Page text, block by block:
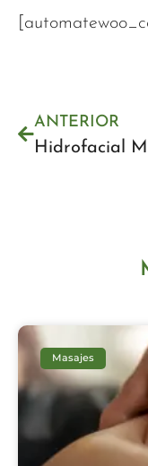
ANTERIOR
Hidrofacial
Masajes